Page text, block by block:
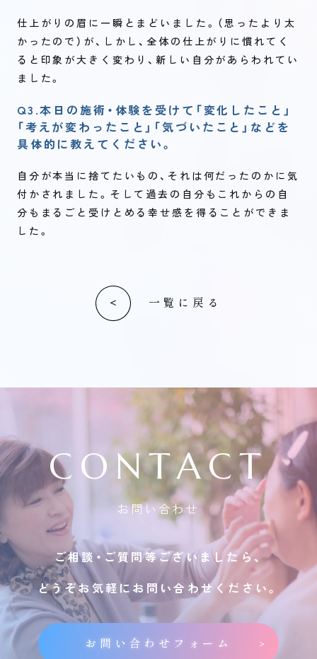
仕上がりの眉に一瞬とまどいました。（思ったより太
かったので）が、しかし、全体の仕上がりに慣れてく
ると印象が大きく変わり、新しい自分があらわれてい
ました。
Q3.本日の施術・体験を受けて「変化したこと」
「考えが変わったこと」「気づいたこと」などを
具体的に教えてください。
自分が本当に捨てたいもの、それは何だったのかに気
付かされました。そして過去の自分もこれからの自
分もまるごと受けとめる幸せ感を得ることができま
した。
一覧に戻る
CONTACT
お問い合わせ
ご相談・ご質問等ございましたら、
どうぞお気軽にお問い合わせください。
お問い合わせフォーム